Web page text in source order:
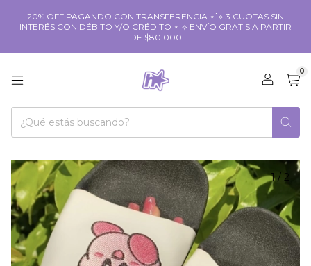
20% OFF PAGANDO CON TRANSFERENCIA ⋆˙⟡ 3 CUOTAS SIN
INTERÉS CON DÉBITO Y/O CRÉDITO ⋆˙⟡ ENVÍO GRATIS A PARTIR
DE $80.000
0
1/ 2